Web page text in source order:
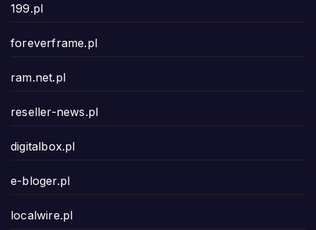
199.pl
foreverframe.pl
ram.net.pl
reseller-news.pl
digitalbox.pl
e-bloger.pl
localwire.pl